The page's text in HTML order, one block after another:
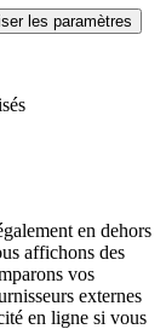
les paramètres
en dehors
affichons des
vos
externes
en ligne si vous